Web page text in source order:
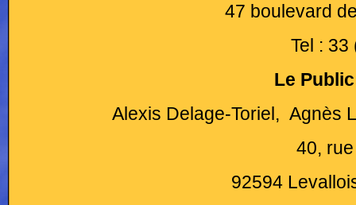
47 boulevard
Tel : 33
Le
Alexis Delage-Toriel, Agnès
40,
92594